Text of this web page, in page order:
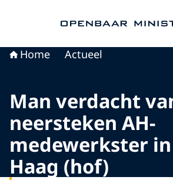
Home Actueel
Man verdacht
neersteken AH-
medewerkster
Haag (hof)